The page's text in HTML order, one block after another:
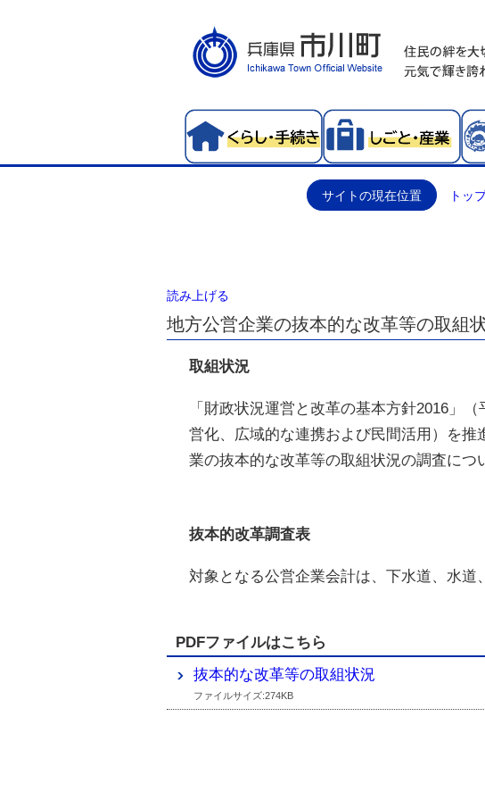
サイトの現在位置 トッ
読み上げる
地方公営企業の抜本的な改革等の取組
取組状況
「財政状況運営と改革の基本方針2016」
営化、広域的な連携および民間活用）を
業の抜本的な改革等の取組状況の調査につ
抜本的改革調査表
対象となる公営企業会計は、下水道、水道
PDFファイルはこちら
抜本的な改革等の取組状況
ファイルサイズ:274KB